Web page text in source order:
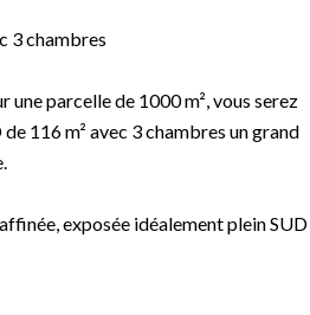
3 chambres
une parcelle de 1000 m², vous serez
116 m² avec 3 chambres un grand
exposée idéalement plein SUD